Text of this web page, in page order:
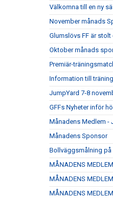
Välkomna till en ny
November månads
Glumslövs FF är
Oktober månads
Premiär-
Information till
JumpYard 7-8
GFFs Nyheter inför
Månadens Medlem -
Månadens Sponsor
Bollväggsmålning på
MÅNADENS
MÅNADENS
MÅNADENS